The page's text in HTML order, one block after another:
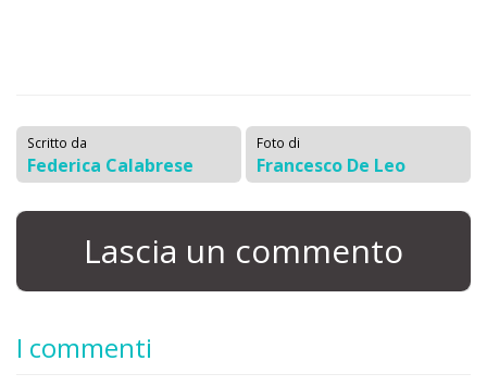
Scritto da
Federica Calabrese
Foto di
Francesco De Leo
Lascia un commento
I commenti